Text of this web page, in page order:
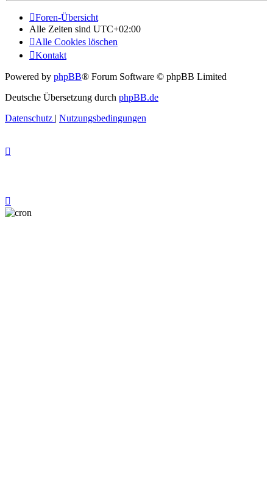
Foren-Übersicht
Alle Zeiten sind UTC+02:00
Alle Cookies löschen
Kontakt
Powered by phpBB® Forum Software © phpBB Limited
Deutsche Übersetzung durch phpBB.de
Datenschutz | Nutzungsbedingungen